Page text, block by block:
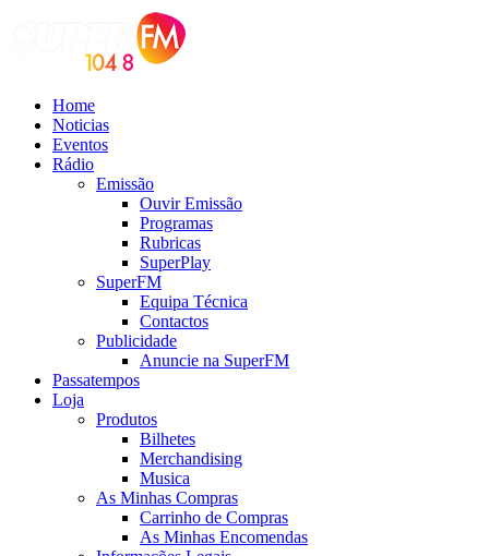
Home
Noticias
Eventos
Rádio
Emissão
Ouvir Emissão
Programas
Rubricas
SuperPlay
SuperFM
Equipa Técnica
Contactos
Publicidade
Anuncie na SuperFM
Passatempos
Loja
Produtos
Bilhetes
Merchandising
Musica
As Minhas Compras
Carrinho de Compras
As Minhas Encomendas